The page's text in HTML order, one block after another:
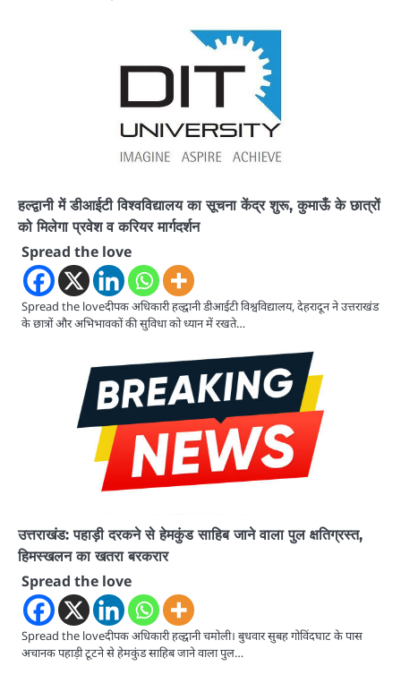
हल्द्वानी में डीआईटी विश्वविद्यालय का सूचना केंद्र शुरू, कुमाऊँ के छात्रों
को मिलेगा प्रवेश व करियर मार्गदर्शन
Spread the love
Spread the loveदीपक अधिकारी हल्द्वानी डीआईटी विश्वविद्यालय, देहरादून ने उत्तराखंड
के छात्रों और अभिभावकों की सुविधा को ध्यान में रखते…
उत्तराखंड: पहाड़ी दरकने से हेमकुंड साहिब जाने वाला पुल क्षतिग्रस्त,
हिमस्खलन का खतरा बरकरार
Spread the love
Spread the loveदीपक अधिकारी हल्द्वानी चमोली। बुधवार सुबह गोविंदघाट के पास
अचानक पहाड़ी टूटने से हेमकुंड साहिब जाने वाला पुल…